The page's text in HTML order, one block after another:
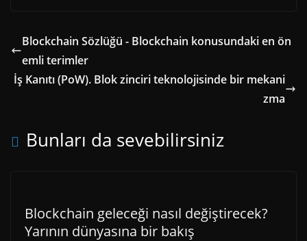
Blockchain Sözlüğü - Blockchain konusundaki en ön
emli terimler
İş Kanıtı (PoW). Blok zinciri teknolojisinde bir mekani
zma
Bunları da sevebilirsiniz
Blockchain geleceği nasıl değiştirecek?
Yarının dünyasına bir bakış